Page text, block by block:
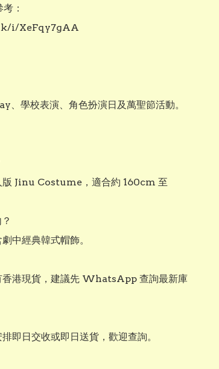
：
i/XeFqy7gAA
學校表演、角色扮演日及萬聖節活動。
版 Jinu Costume，適合約 160cm 至
中經典韓式帽飾。
香港現貨，建議先 WhatsApp 查詢最新庫
即日交收或即日送貨，歡迎查詢。